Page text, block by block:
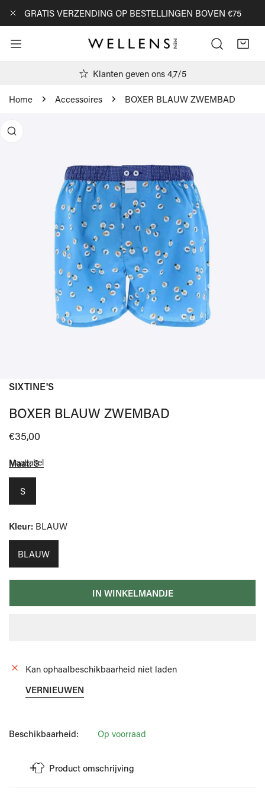
NAAR ARTIKEL
GRATIS VERZENDING OP BESTELLINGEN BOVEN €75
Klanten geven ons 4,7/5
Home Accessoires BOXER BLAUW ZWEMBAD
SIXTINE'S
BOXER BLAUW ZWEMBAD
Normale
€35,00
Maat: S
S
Maattabel
Kleur: BLAUW
BLAUW
IN WINKELMANDJE
Kan ophaalbeschikbaarheid niet laden
VERNIEUWEN
Beschikbaarheid: Op voorraad
Product omschrijving